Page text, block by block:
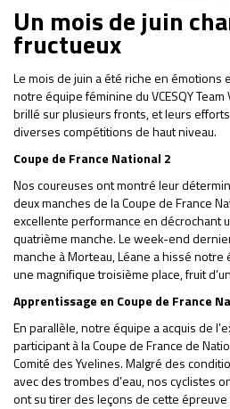
Un mois de juin
fructueux
Le mois de juin a été riche en émotions
notre équipe féminine du VCESQY
brillé sur plusieurs fronts, et leurs
diverses compétitions de haut niveau.
Coupe de France National 2
Nos coureuses ont montré leur
deux manches de la Coupe de France
excellente performance en décrochant
quatrième manche. Le week-end
manche à Morteau, Léane a hissé
une magnifique troisième place, fruit
Apprentissage en Coupe de France
En parallèle, notre équipe a acquis de
participant à la Coupe de France de
Comité des Yvelines. Malgré des
avec des trombes d’eau, nos cyclistes
ont su tirer des leçons de cette épreuve